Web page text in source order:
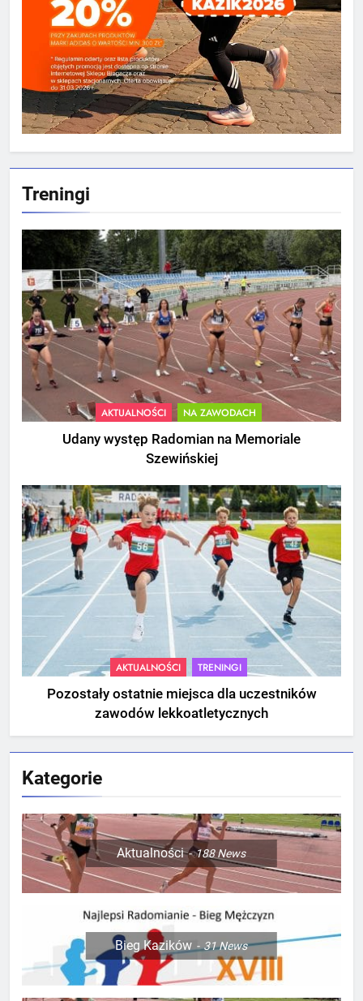
Treningi
AKTUALNOŚCI NA ZAWODACH
Udany występ Radomian na Memoriale
Szewińskiej
AKTUALNOŚCI TRENINGI
Pozostały ostatnie miejsca dla uczestników
zawodów lekkoatletycznych
Kategorie
Aktualności 188News
Bieg Kazików 31News